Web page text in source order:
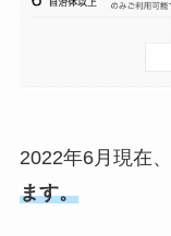
2022年6月現在、
ます。